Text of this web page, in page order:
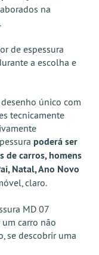
na
de espessura
a escolha e
único com
tecnicamente
poderá ser
de carros, homens
Natal, Ano Novo
claro.
MD 07
carro não
se descobrir uma